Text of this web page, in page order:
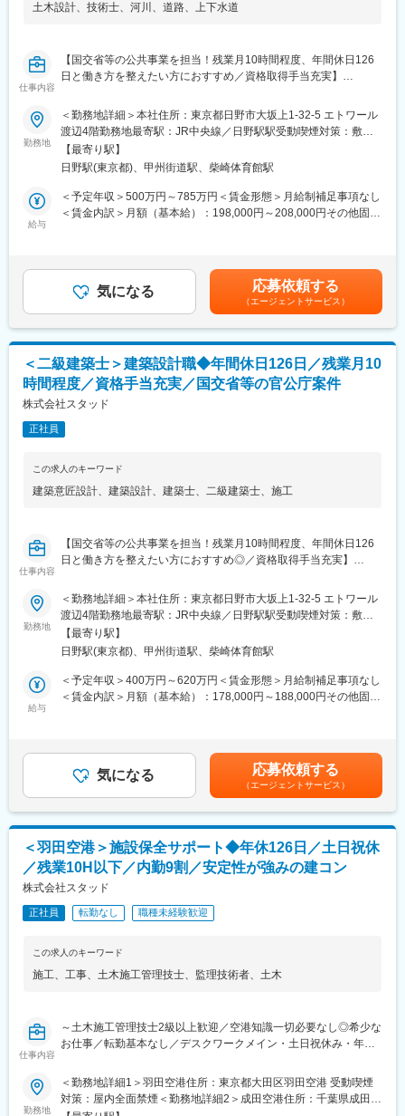
■当社について：
人と人との絆に重きを置いたコンサルティングに取り組んでいま
す。社名の由来はSkilled Technical Art Designers（洗練された技
上を心がけ「お客様のニーズが第一」の意識の下、地域のリーデ
ィングコンサルタントを目指しています。
国国交通省とはは年にわたって取引ををっているため、事業計画
の技術的提案や意見もしやすく、『主体的に業務に取り組む』こ
■社風：
ディアや意見を発信、交換ができる環境づくりに力を注いでいま
す。
そのため自身の経験、及び、コミュニケーション能力を活かすこ
とができます。
変更の範囲：会社の定める業務
土木設計、 技術士、 河川 、 道路、 上下水道
仕事内容
【国交省等の公共事業を担当！残業月10時間程度、年間休日126
日と働き方を整えたい方におすすめ／資格取得手当充実】
■業務内容：
官公庁、民間企業等の発注案件に関する土木設計（上下水道・造
成計画・道路・河川・建築意匠設計・建築物点検）を行っていた
だきます。
【具体的には】
・基本設計および実施設計
・現地踏査
■同社の特徴：
1983年に創業して以来、40年地域に密着したコンサルティングを
支持して頂き、また誠実な取組も評価して頂いて着実な成長を遂
由来はSkilled Technical Art Designers（洗練された技術者集団）
の頭文字をとったもので、初心を忘れず常に技術の向上を心がけ
「お客様のニーズが第一」の意識の下、地域のリーディングコン
サルタントを目指しています。
■社風：
性別や年齢に関わらず、アイディアや意見を発信、交換ができる
環境づくりに力を注いでいます。社員間のコミュニケーションも
活発に行える馴染みやすい環境や、自身のコミュニケーション能
変更の範囲：会社の定める業務
勤務地
＜勤務地詳細＞本社住所：東京都日野市大坂上1-32-5 エトワール
渡辺4階勤務地最寄駅：JR中央線／日野駅駅受動喫煙対策：敷地
内喫煙可能場所あり変更の範囲：会社の定める事業所
【最寄り駅】
日野駅(東京都)、甲州街道駅、柴崎体育館駅
給与
＜予定年収＞500万円～785万円＜賃金形態＞月給制補足事項なし
＜賃金内訳＞月額（基本給）：198,000円～208,000円その他固定
む）＜昇給有無＞有＜残業手当＞有＜給与補足＞■昇給：1ヶ月あ
たり500円～10,000円（過去実績）■賞与：年2回※計3.5カ月（過
去実績）※別途資格手当（3,000円～50,000円）賃金はあくまでも
目安の金額であり、選考を通じて上下する可能性があります。月
給(月額)は固定手当を含めた表記です。
気になる 応募依頼する
（エージェントサービス）
＜二級建築士＞建築設計職◆年間休日126日／残業月10
時間程度／資格手当充実／国交省等の官公庁案件
株式会社スタッド
正社員
この求人のキーワード
建築意匠設計、 建築設計、 建築士、 二級建築士、 施工
仕事内容
【国交省等の公共事業を担当！残業月10時間程度、年間休日126
日と働き方を整えたい方におすすめ◎／資格取得手当充実】
■業務内容：
官公庁、民間企業等の発注案件に関する建築設計（上下水道・造
成計画・道路・河川・建築意匠設計・建築物点検）を行っていた
だきます。
【具体的には】
・基本設計および実施設計
【残業月10時間程度、年間休日126日と働きやすい環境が整って
提で施工計画を立てて受注をしているため、年間休日126日と働
きやすい環境が実現できています。また働き方改革に力を入れて
おり、管理職が勤務時間をチェックして残業が多いチームがあれ
ば人員を調整するなど業務の平準化を進めております。そのため
残業は月10時間程度と少なめに抑えられてきています。デスクワ
ークが8割～9割を占めているため、年齢や体力に関わらず長く続
■同社の特徴：
1983年に創業して以来、40年地域に密着したコンサルティングを
社員一同取り組んでおります。また、社名のスタッド「stad」の
由来はSkilled Technical Art Designers（洗練された技術者集団）
「お客様のニーズが第一」の意識の下、地域のリーディングコン
サルタントを目指しています。
勤務地
＜勤務地詳細＞本社住所：東京都日野市大坂上1-32-5 エトワール
渡辺4階勤務地最寄駅：JR中央線／日野駅駅受動喫煙対策：敷地
内喫煙可能場所あり変更の範囲：会社の定める事業所
【最寄り駅】
日野駅(東京都)、甲州街道駅、柴崎体育館駅
給与
＜予定年収＞400万円～620万円＜賃金形態＞月給制補足事項なし
＜賃金内訳＞月額（基本給）：178,000円～188,000円その他固定
む）＜昇給有無＞有＜残業手当＞有＜給与補足＞■昇給：1ヶ月あ
たり500円～10,000円（過去実績）■賞与：年2回※計3.5カ月（過
去実績）※別途資格手当（3,000円～50,000円）賃金はあくまでも
目安の金額であり、選考を通じて上下する可能性があります。月
給(月額)は固定手当を含めた表記です。
気になる 応募依頼する
（エージェントサービス）
＜羽田空港＞施設保全サポート◆年休126日／土日祝休
／残業10H以下／内勤9割／安定性が強みの建コン
株式会社スタッド
正社員 転勤なし 職種未経験歓迎
この求人のキーワード
施工、 工事、 土木施工管理技士、 監理技術者、 土木
仕事内容
～土木施工管理技士2級以上歓迎／空港知識一切必要なし◎希少な
お仕事／転勤基本なし／デスクワークメイン・土日祝休み・年間
手当充実／国土交通省の発注者支援業務を中心に行う建コン～
■業務内容：
勤務地
＜勤務地詳細1＞羽田空港住所：東京都大田区羽田空港 受動喫煙
対策：屋内全面禁煙＜勤務地詳細2＞成田空港住所：千葉県成田市